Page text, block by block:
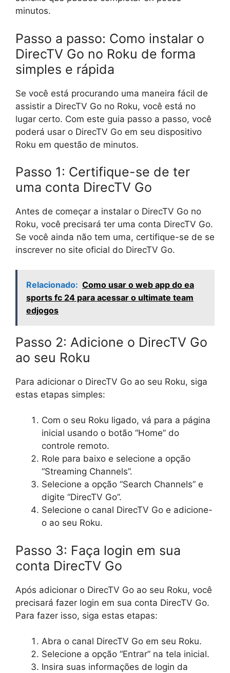
minutos.
Passo a passo: Como instalar o
DirecTV Go no Roku de forma
simples e rápida
Se você está procurando uma maneira fácil de
assistir a DirecTV Go no Roku, você está no
lugar certo. Com este guia passo a passo, você
poderá usar o DirecTV Go em seu dispositivo
Roku em questão de minutos.
Passo 1: Certifique-se de ter
uma conta DirecTV Go
Antes de começar a instalar o DirecTV Go no
Roku, você precisará ter uma conta DirecTV Go.
Se você ainda não tem uma, certifique-se de se
inscrever no site oficial do DirecTV Go.
Relacionado: Como usar o web app do ea
sports fc 24 para acessar o ultimate team
edjogos
Passo 2: Adicione o DirecTV Go
ao seu Roku
Para adicionar o DirecTV Go ao seu Roku, siga
estas etapas simples:
Com o seu Roku ligado, vá para a página
inicial usando o botão “Home” do
controle remoto.
Role para baixo e selecione a opção
“Streaming Channels”.
Selecione a opção “Search Channels” e
digite “DirecTV Go”.
Selecione o canal DirecTV Go e adicione-
o ao seu Roku.
Passo 3: Faça login em sua
conta DirecTV Go
Após adicionar o DirecTV Go ao seu Roku, você
precisará fazer login em sua conta DirecTV Go.
Para fazer isso, siga estas etapas:
Abra o canal DirecTV Go em seu Roku.
Selecione a opção “Entrar” na tela inicial.
Insira suas informações de login da